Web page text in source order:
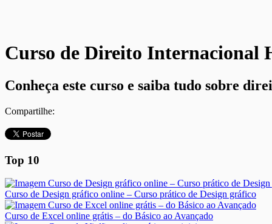
Curso de Direito Internacional
Conheça este curso e saiba tudo sobre
Compartilhe:
Top 10
Curso de Design gráfico online – Curso prático de Design gráfico
Curso de Excel online grátis – do Básico ao Avançado